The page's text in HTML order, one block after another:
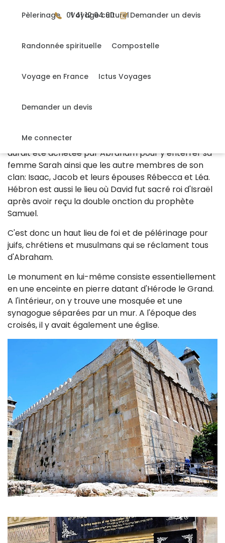
Pèlerinage Voyage culturel
Randonnée spirituelle Compostelle
Voyage en France Ictus Voyages
Demander un devis
Me connecter
01 41 12 04 80 Demander un devis
SAINTE
Le tombeau des patriarches
identifié au site biblique de Machpéta. Cette grotte
aurait été achetée par Abraham pour y enterrer sa
femme Sarah ainsi que les autre membres de son
clan: Isaac, Jacob et leurs épouses Rébecca et Léa.
Hébron est aussi le lieu où David fut sacré roi d'Israël
après avoir reçu la double onction du prophète
Samuel.
C'est donc un haut lieu de foi et de pélérinage pour
juifs, chrétiens et musulmans qui se réclament tous
d'Abraham.
Le monument en lui-même consiste essentiellement
en une enceinte en pierre datant d'Hérode le Grand.
A l'intérieur, on y trouve une mosquée et une
synagogue séparées par un mur. A l'époque des
croisés, il y avait également une église.